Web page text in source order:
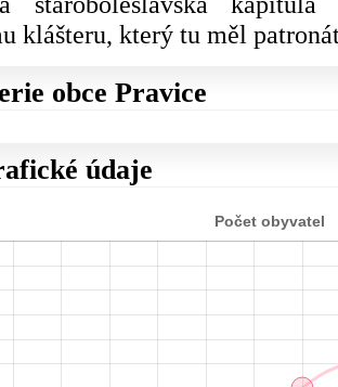
klášteru, který tu měl
obce Pravice
údaje